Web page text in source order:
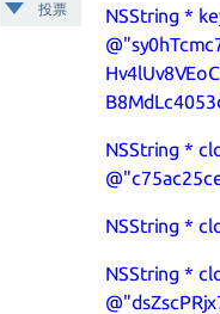
投票
NSString *
NSString *
NSString *
NSString *